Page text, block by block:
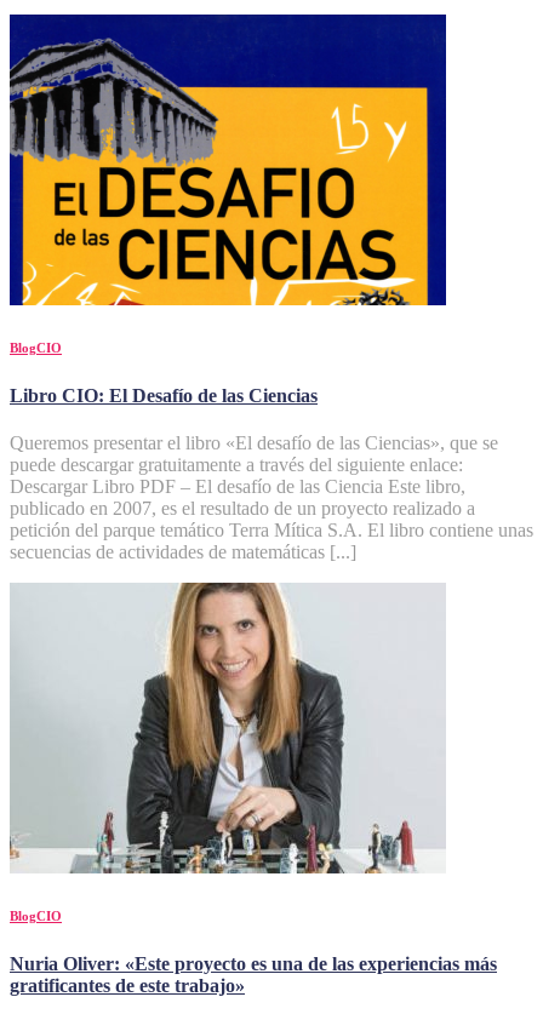
BlogCIO
Libro CIO: El Desafío de las Ciencias
Queremos presentar el libro «El desafío de las Ciencias», que se
puede descargar gratuitamente a través del siguiente enlace:
Descargar Libro PDF – El desafío de las Ciencia Este libro,
publicado en 2007, es el resultado de un proyecto realizado a
petición del parque temático Terra Mítica S.A. El libro contiene unas
secuencias de actividades de matemáticas [...]
BlogCIO
Nuria Oliver: «Este proyecto es una de las experiencias más
gratificantes de este trabajo»